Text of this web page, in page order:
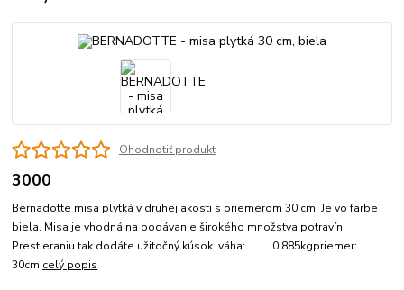
Ohodnotiť produkt
3000
Bernadotte misa plytká v druhej akosti s priemerom 30 cm. Je vo farbe
biela. Misa je vhodná na podávanie širokého množstva potravín.
Prestieraniu tak dodáte užitočný kúsok. váha: 0,885kgpriemer:
30cm celý popis